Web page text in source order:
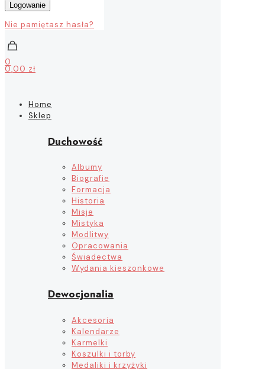
Logowanie
Nie pamiętasz hasła?
0
0,00 zł
Home
Sklep
Duchowość
Albumy
Biografie
Formacja
Historia
Misje
Mistyka
Modlitwy
Opracowania
Świadectwa
Wydania kieszonkowe
Dewocjonalia
Akcesoria
Kalendarze
Karmelki
Koszulki i torby
Medaliki i krzyżyki